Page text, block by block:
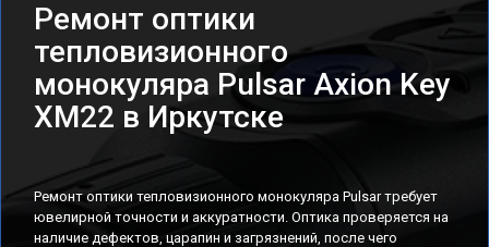
Ремонт оптики
тепловизионного
монокуляра Pulsar Axion Key
XM22 в Иркутске
Ремонт оптики тепловизионного монокуляра Pulsar требует
ювелирной точности и аккуратности. Оптика проверяется на
наличие дефектов, царапин и загрязнений, после чего